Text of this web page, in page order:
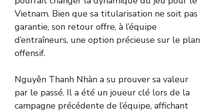
Vietnam. Bien que sa titularisation ne soit pas
garantie, son retour offre, à l’équipe
d’entraîneurs, une option précieuse sur le plan
offensif.
Nguyên Thanh Nhàn a su prouver sa valeur
par le passé. Il a été un joueur clé lors de la
campagne précédente de l’équipe, affichant